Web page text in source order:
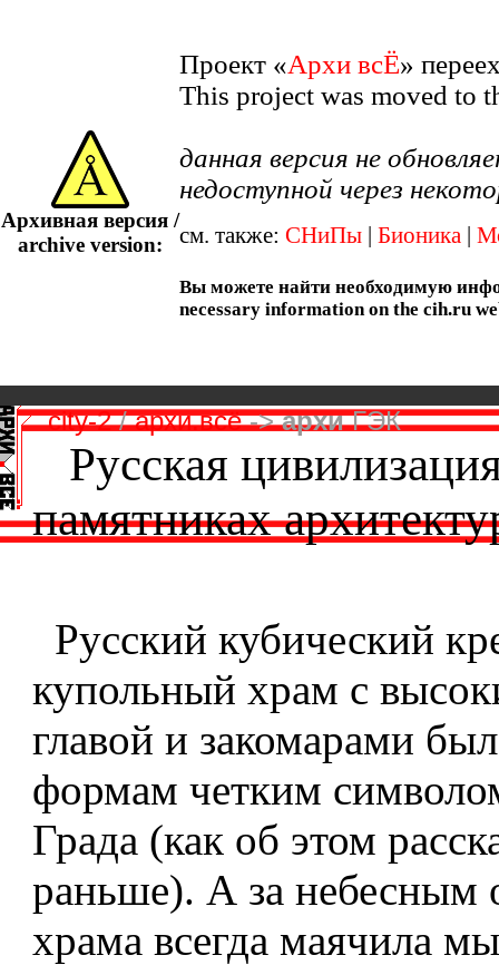
Архивная версия /
archive version:
Проект «Архи всЁ»
This project was moved to
данная версия не
недоступной через
см. также: СНиПы Бионика
Вы можете найти необходимую
necessary information on the cih.ru
city-2 / архи.всё ->архиГЭК
Русская
памятниках
Русский кубический
купольный храм с
главой и закомарами
формам четким
Града (как об этом
раньше). А за небесным
храма всегда маячила